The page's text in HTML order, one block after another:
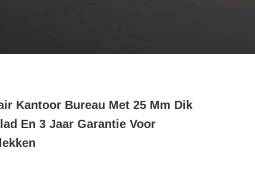
Kantoor Bureau Met 25 Mm Dik
En 3 Jaar Garantie Voor